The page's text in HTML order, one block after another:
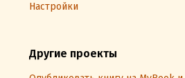
Настройки
Другие проекты